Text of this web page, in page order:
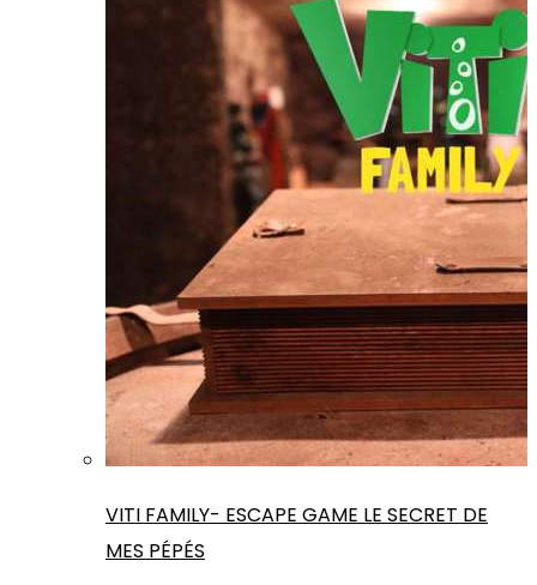
VITI FAMILY- ESCAPE GAME LE SECRET DE
MES PÉPÉS